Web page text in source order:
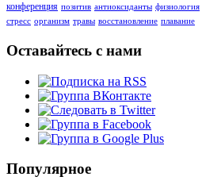
конференция позитив антиоксиданты физиология
стресс организм травы восстановление плавание
Оставайтесь с нами
Популярное